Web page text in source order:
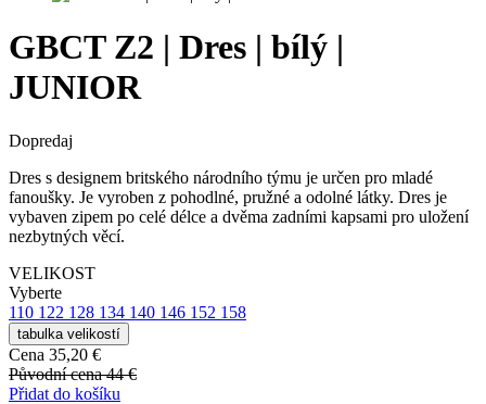
GBCT Z2 | Dres | bílý |
JUNIOR
Dopredaj
Dres s designem britského národního týmu je určen pro mladé
fanoušky. Je vyroben z pohodlné, pružné a odolné látky. Dres je
vybaven zipem po celé délce a dvěma zadními kapsami pro uložení
nezbytných věcí.
VELIKOST
Vyberte
110 122 128 134 140 146 152 158
tabulka velikostí
Cena 35,20 €
Původní cena44 €
Přidat do košíku